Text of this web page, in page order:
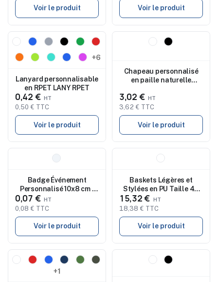
Voir le produit Voir le produit
Nouveau
+6
Lanyard personnalisable
en RPET LANY RPET
0,42 €
0,50 € TTC
Voir le produit
Chapeau personnalisé
en paille naturelle
3,02 €
3,62 € TTC
Voir le produit
Badge Événement
Personnalisé 10x8 cm -
BADGY
0,07 €
0,08 € TTC
Voir le produit
Baskets Légères et
Stylées en PU Taille 44
Personnalisées
BLANCOS
15,32 €
18,38 € TTC
Voir le produit
Nouveau
+1